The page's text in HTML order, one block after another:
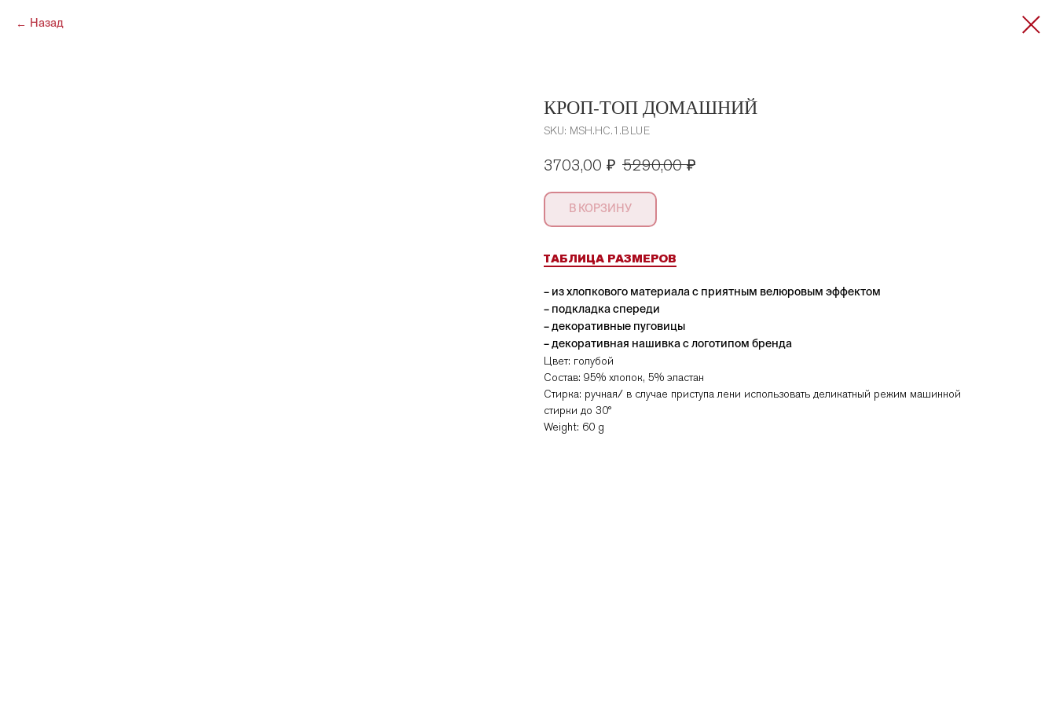
Назад
КРОП-ТОП ДОМАШНИЙ
SKU: MSH.HC.1.BLUE
3703,00 ₽ 5290,00 ₽
В КОРЗИНУ
ТАБЛИЦА РАЗМЕРОВ
– из хлопкового материала с приятным велюровым эффектом
– подкладка спереди
– декоративные пуговицы
– декоративная нашивка с логотипом бренда
Цвет: голубой
Состав: 95% хлопок, 5% эластан
Стирка: ручная/ в случае приступа лени использовать деликатный режим машинной
стирки до 30°
Weight: 60 g